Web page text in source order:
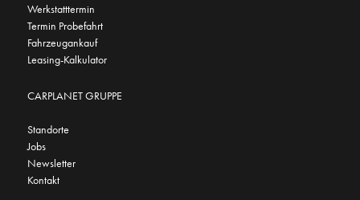
Werkstatttermin
Termin Probefahrt
Fahrzeugankauf
Leasing-Kalkulator
CARPLANET GRUPPE
Standorte
Jobs
Newsletter
Kontakt